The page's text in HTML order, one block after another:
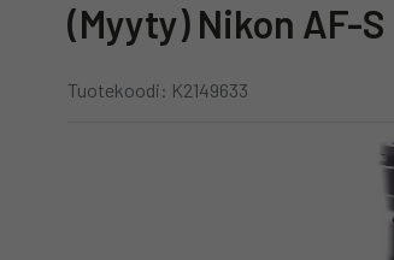
(Myyty) Nikon
Tuotekoodi: K2149633